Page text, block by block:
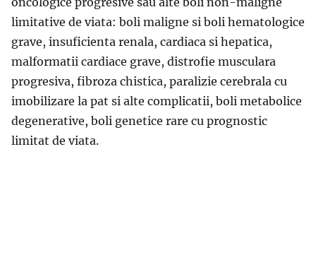
limitative de viata: boli maligne si boli hematologice
grave, insuficienta renala, cardiaca si hepatica,
malformatii cardiace grave, distrofie musculara
progresiva, fibroza chistica, paralizie cerebrala cu
imobilizare la pat si alte complicatii, boli metabolice
degenerative, boli genetice rare cu prognostic
limitat de viata.